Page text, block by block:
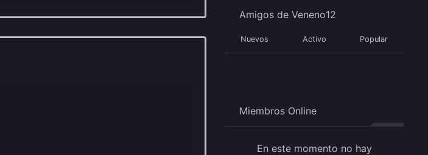
Amigos de Veneno12
Nuevos Activo Popular
Miembros Online
En este momento no hay